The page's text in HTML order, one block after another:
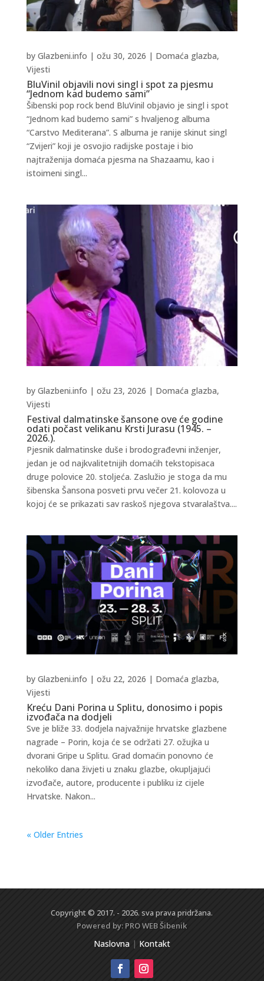
BluVinil objavili novi singl i spot za pjesmu
“Jednom kad budemo sami”
by Glazbeni.info | ožu 30, 2026 | Domaća glazba,
Vijesti
Šibenski pop rock bend BluVinil objavio je singl i spot
“Jednom kad budemo sami” s hvaljenog albuma
“Carstvo Mediterana”. S albuma je ranije skinut singl
“Zvijeri” koji je osvojio radijske postaje i bio
najtraženija domaća pjesma na Shazaamu, kao i
istoimeni singl...
Festival dalmatinske šansone ove će godine
odati počast velikanu Krsti Jurasu (1945. –
2026.).
by Glazbeni.info | ožu 23, 2026 | Domaća glazba,
Vijesti
Pjesnik dalmatinske duše i brodograđevni inženjer,
jedan je od najkvalitetnijih domaćih tekstopisaca
druge polovice 20. stoljeća. Zaslužio je stoga da mu
šibenska Šansona posveti prvu večer 21. kolovoza u
kojoj će se prikazati sav raskoš njegova stvaralaštva....
Kreću Dani Porina u Splitu, donosimo i popis
izvođača na dodjeli
by Glazbeni.info | ožu 22, 2026 | Domaća glazba,
Vijesti
Sve je bliže 33. dodjela najvažnije hrvatske glazbene
nagrade – Porin, koja će se održati 27. ožujka u
dvorani Gripe u Splitu. Grad domaćin ponovno će
nekoliko dana živjeti u znaku glazbe, okupljajući
izvođače, autore, producente i publiku iz cijele
Hrvatske. Nakon...
« Older Entries
Copyright © 2017. - 2026. sva prava pridržana.
Powered by: PRO WEBŠibenik
Naslovna| Kontakt